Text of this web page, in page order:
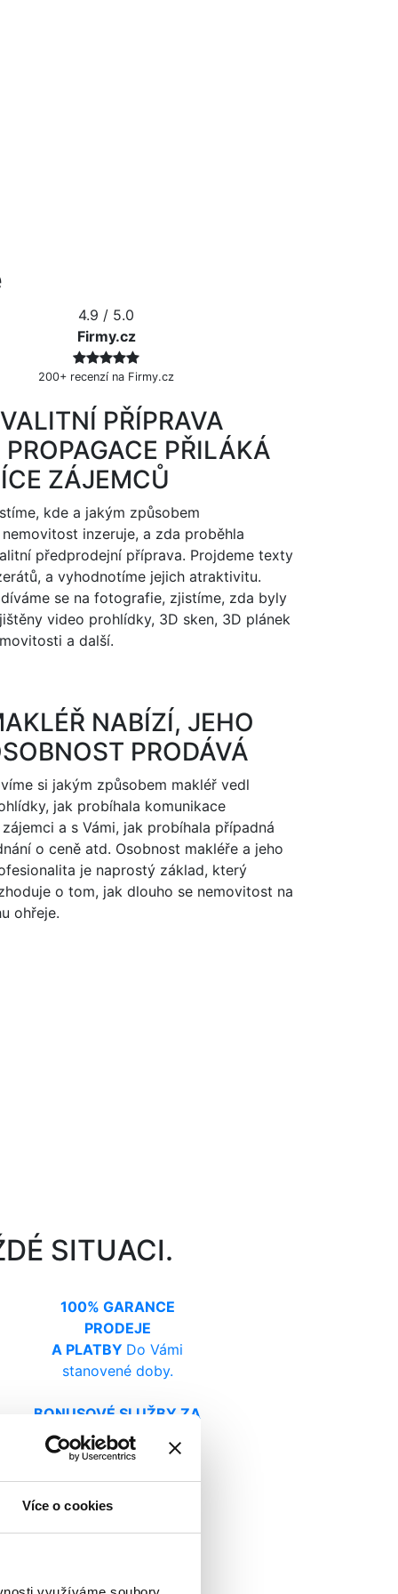
Více o cookies
4.9 / 5.0
Firmy.cz
200+ recenzí na Firmy.cz
PŘÍPRAVA
PROPAGACE PŘILÁKÁ
ZÁJEMCŮ
kde a jakým způsobem
nemovitost inzeruje, a zda proběhla
předprodejní příprava. Projdeme texty
a vyhodnotíme jejich atraktivitu.
se na fotografie, zjistíme, zda byly
video prohlídky, 3D sken, 3D plánek
a další.
NABÍZÍ, JEHO
PRODÁVÁ
si jakým způsobem makléř vedl
jak probíhala komunikace
zájemci a s Vámi, jak probíhala případná
o ceně atd. Osobnost makléře a jeho
je naprostý základ, který
o tom, jak dlouho se nemovitost na
ohřeje.
SITUACI.
100% GARANCE
PRODEJE
A PLATBY Do Vámi
stanovené doby.
BONUSOVÉ SLUŽBY ZA
50 000 KČ ZDARMA